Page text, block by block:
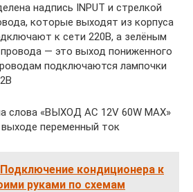
надпись INPUT и стрелкой
которые выходят из корпуса
к сети 220В, а зелёным
— это выход пониженного
подключаются лампочки
слова «ВЫХОД AC 12V 60W MAX»
переменный ток
Подключение кондиционера к
руками по схемам